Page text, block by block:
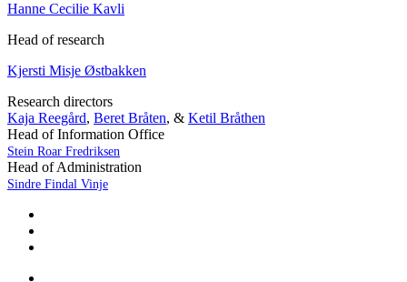
Hanne Cecilie Kavli
Head of research
Kjersti Misje Østbakken
Research directors
Kaja Reegård, Beret Bråten, & Ketil Bråthen
Head of Information Office
Stein Roar Fredriksen
Head of Administration
Sindre Findal Vinje